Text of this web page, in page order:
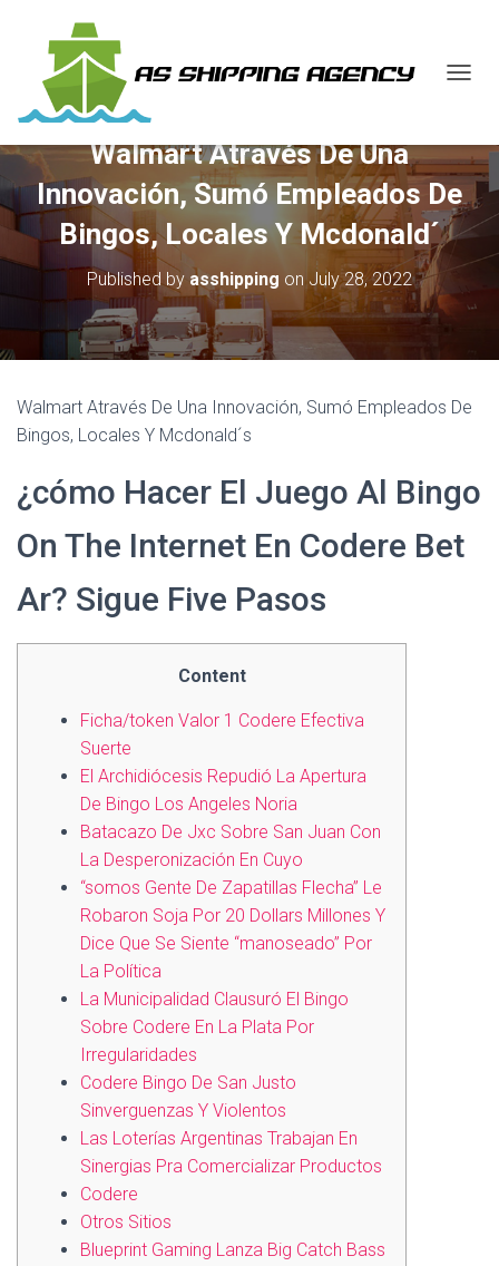
L
E
N
A
I
N
Walmart Através De Una
Innovación, Sumó Empleados De
Bingos, Locales Y Mcdonald´
Published by asshipping onJuly 28, 2022
Walmart Através De Una Innovación, Sumó Empleados De
Bingos, Locales Y Mcdonald´s
¿cómo Hacer El Juego Al Bingo
On The Internet En Codere Bet
Ar? Sigue Five Pasos
Content
Ficha/token Valor 1 Codere Efectiva
Suerte
El Archidiócesis Repudió La Apertura
De Bingo Los Angeles Noria
Batacazo De Jxc Sobre San Juan Con
La Desperonización En Cuyo
“somos Gente De Zapatillas Flecha” Le
Robaron Soja Por 20 Dollars Millones Y
Dice Que Se Siente “manoseado” Por
La Política
La Municipalidad Clausuró El Bingo
Sobre Codere En La Plata Por
Irregularidades
Codere Bingo De San Justo
Sinverguenzas Y Violentos
Las Loterías Argentinas Trabajan En
Sinergias Pra Comercializar Productos
Codere
Otros Sitios
Blueprint Gaming Lanza Big Catch Bass